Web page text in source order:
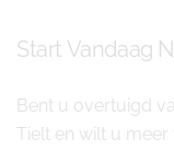
Start Vandaag
Bent u overtuigd
Tielt en wilt u